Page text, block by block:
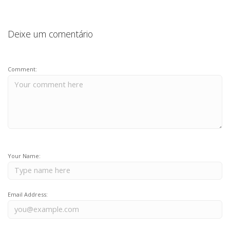
Deixe um comentário
Comment:
Your Name:
Email Address: